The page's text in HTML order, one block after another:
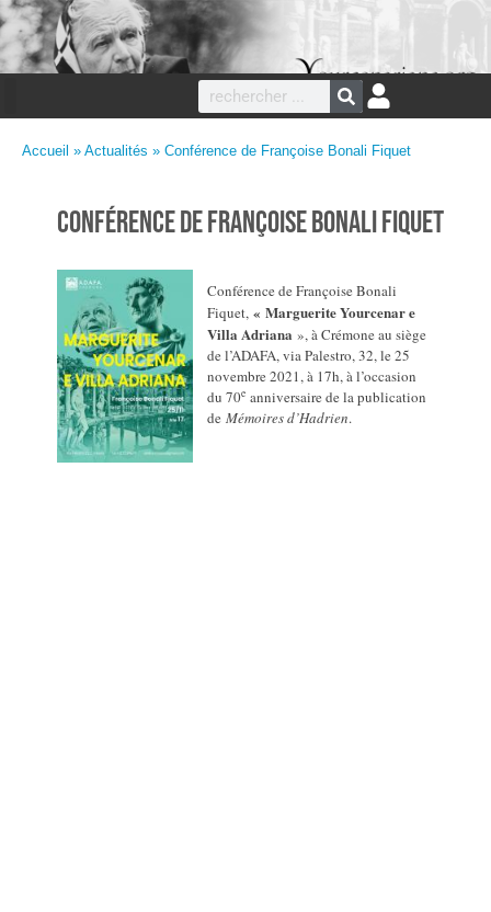
Accueil » Actualités » Conférence de Françoise Bonali Fiquet
Conférence de Françoise Bonali Fiquet
Conférence de Françoise Bonali
Fiquet,« Marguerite Yourcenar e
Villa Adriana », à Crémone au siège
de l’ADAFA, via Palestro, 32, le 25
novembre 2021, à 17h, à l’occasion
du 70e anniversaire de la publication
deMémoires d’Hadrien.